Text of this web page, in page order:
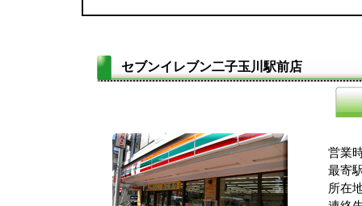
セブンイレブン二子玉川駅前店
営業
最寄
所在